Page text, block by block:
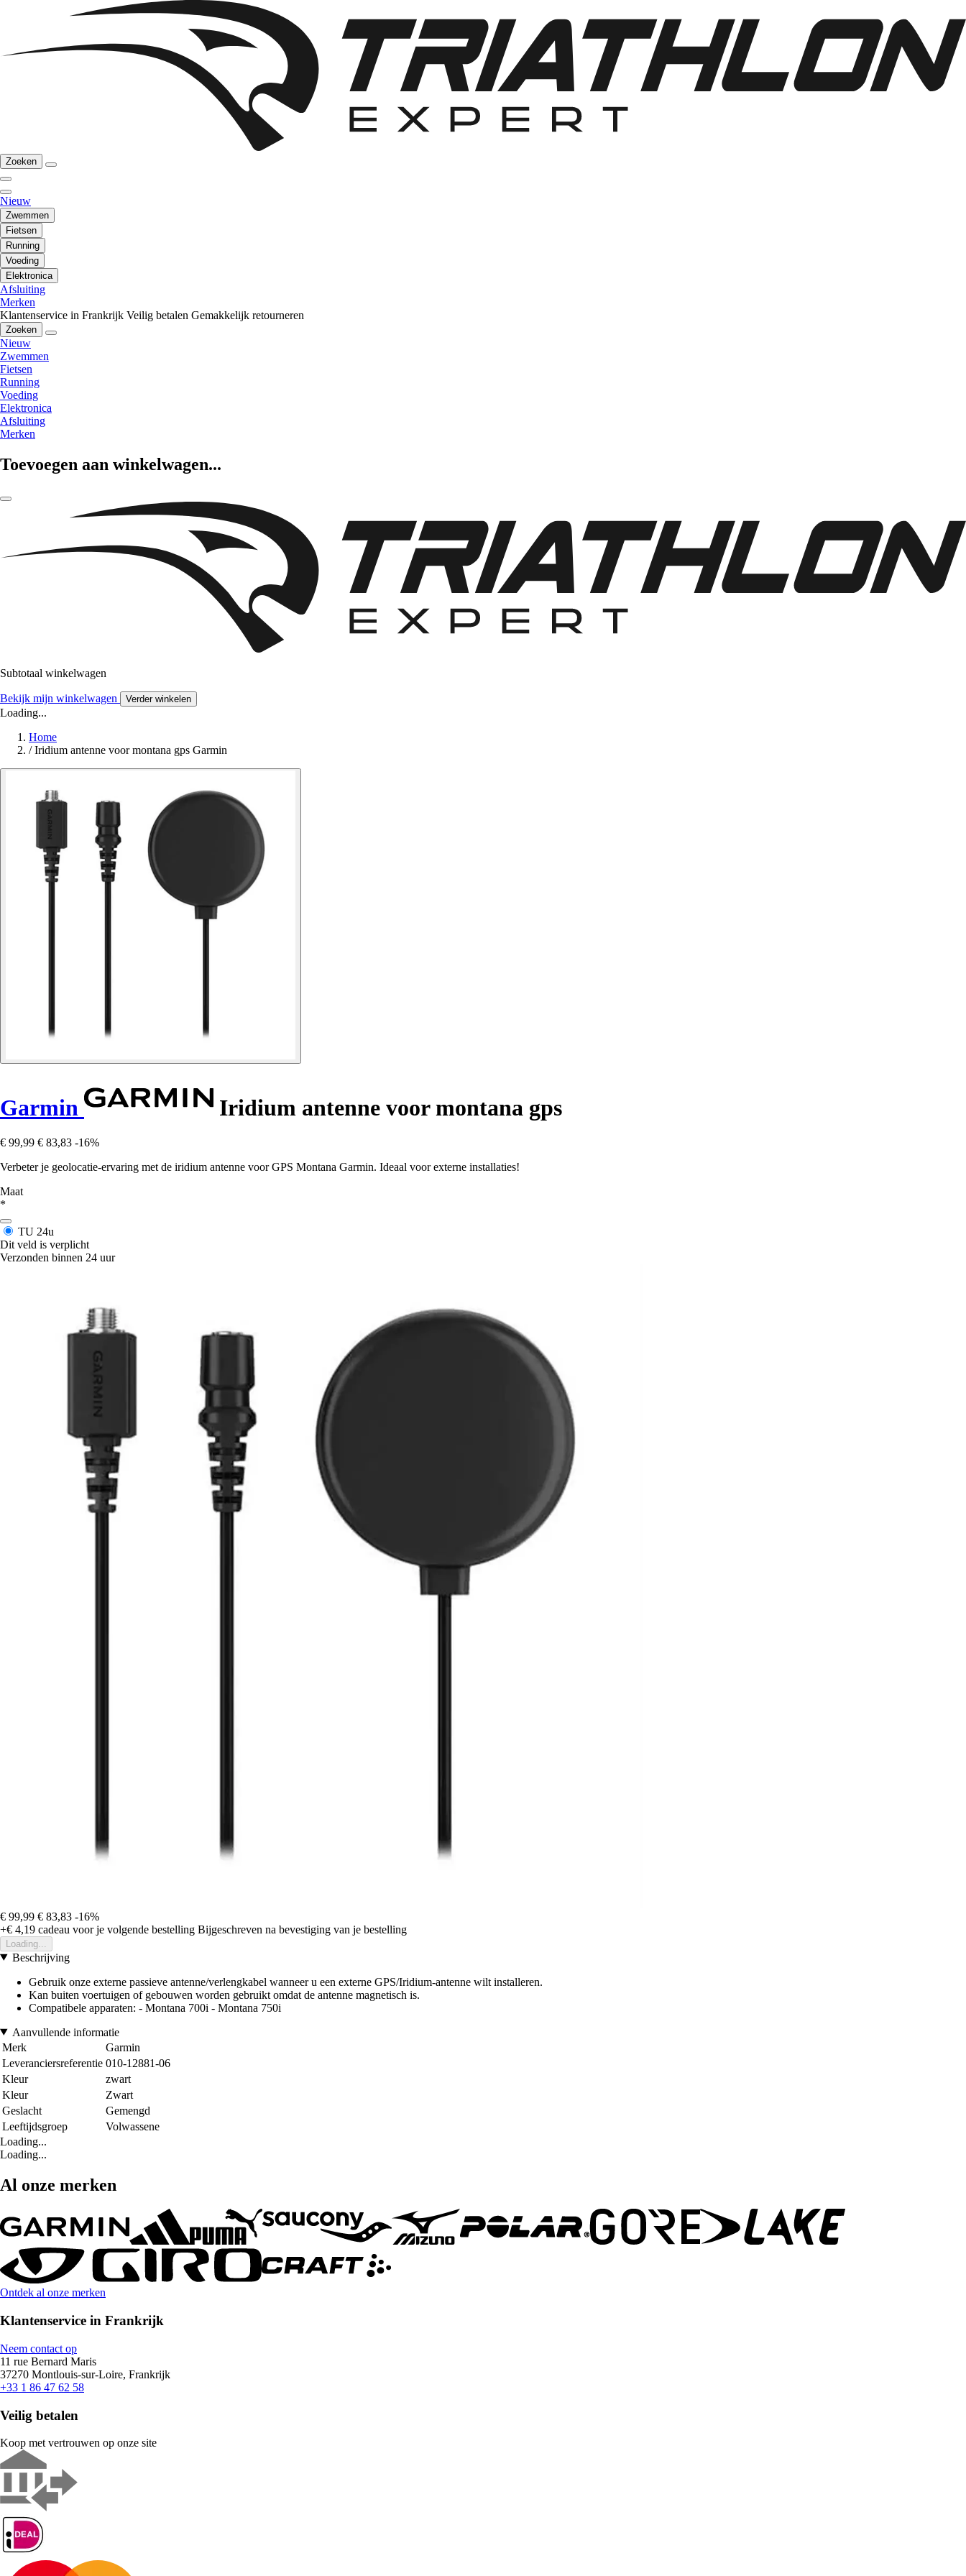
Zoeken
Nieuw
Zwemmen
Fietsen
Running
Voeding
Elektronica
Afsluiting
Merken
Klantenservice in Frankrijk Veilig betalen Gemakkelijk retourneren
Zoeken
Nieuw
Zwemmen
Fietsen
Running
Voeding
Elektronica
Afsluiting
Merken
Toevoegen aan winkelwagen...
Subtotaal winkelwagen
Bekijk mijn winkelwagen Verder winkelen
Loading...
Home
/ Iridium antenne voor montana gps Garmin
Garmin Iridium antenne voor montana gps
€ 99,99 € 83,83 -16%
Verbeter je geolocatie-ervaring met de iridium antenne voor GPS Montana Garmin. Ideaal voor externe installaties!
Maat
*
TU 24u
Dit veld is verplicht
Verzonden binnen 24 uur
€ 99,99 € 83,83 -16%
+€ 4,19 cadeau voor je volgende bestelling Bijgeschreven na bevestiging van je bestelling
Loading...
Beschrijving
Gebruik onze externe passieve antenne/verlengkabel wanneer u een externe GPS/Iridium-antenne wilt installeren.
Kan buiten voertuigen of gebouwen worden gebruikt omdat de antenne magnetisch is.
Compatibele apparaten: - Montana 700i - Montana 750i
Aanvullende informatie
Merk
Garmin
Leveranciersreferentie 010-12881-06
Kleur
zwart
Kleur
Zwart
Geslacht
Gemengd
Leeftijdsgroep
Volwassene
Loading...
Loading...
Al onze merken
Ontdek al onze merken
Klantenservice in Frankrijk
Neem contact op
11 rue Bernard Maris
37270 Montlouis-sur-Loire, Frankrijk
+33 1 86 47 62 58
Veilig betalen
Koop met vertrouwen op onze site